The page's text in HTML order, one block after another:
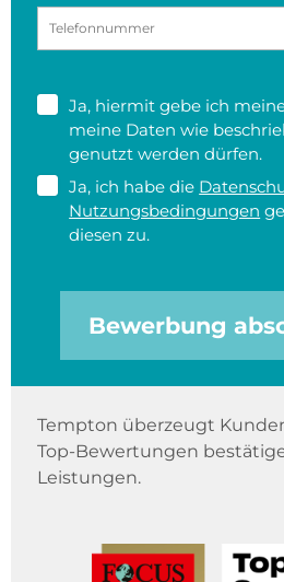
Ja, hiermit gebe ich
meine Daten wie
genutzt werden dürfen.
Ja, ich habe die
Nutzungsbedingungen
diesen zu.
Bewerbung
Tempton überzeugt
Top-Bewertungen
Leistungen.